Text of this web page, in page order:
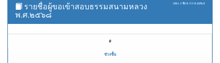
แสดง 1 ถึง 6 จาก 6 ผลลัพธ์
รายชื่อผู้ขอเข้าสอบธรรมสนามหลวง
พ.ศ.๒๕๖๘
#
ช่วงชั้น